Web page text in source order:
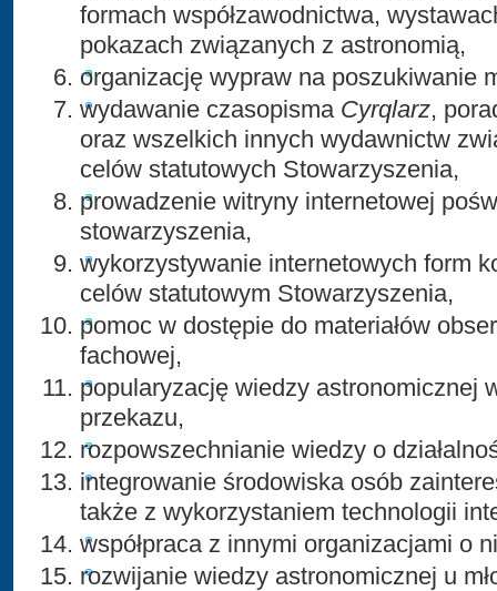
formach współzawodnictwa,
pokazach związanych z astronomią,
organizację wypraw na poszukiwanie
wydawanie czasopisma Cyrqlarz,
oraz wszelkich innych wydawnictw
celów statutowych Stowarzyszenia,
prowadzenie witryny internetowej
stowarzyszenia,
wykorzystywanie internetowych form
celów statutowym Stowarzyszenia,
pomoc w dostępie do materiałów
fachowej,
popularyzację wiedzy astronomicznej
przekazu,
rozpowszechnianie wiedzy o
integrowanie środowiska osób
także z wykorzystaniem technologii
współpraca z innymi organizacjami o
rozwijanie wiedzy astronomicznej u